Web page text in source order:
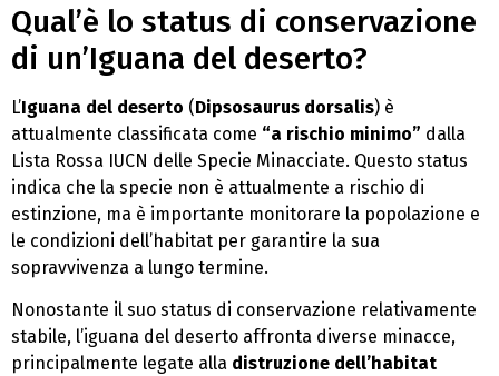
Qual’è lo status di conservazione
di un’Iguana del deserto?
L’Iguana del deserto (Dipsosaurus dorsalis) è
attualmente classificata come “a rischio minimo” dalla
Lista Rossa IUCN delle Specie Minacciate. Questo status
indica che la specie non è attualmente a rischio di
estinzione, ma è importante monitorare la popolazione e
le condizioni dell’habitat per garantire la sua
sopravvivenza a lungo termine.
Nonostante il suo status di conservazione relativamente
stabile, l’iguana del deserto affronta diverse minacce,
principalmente legate alla distruzione dell’habitat